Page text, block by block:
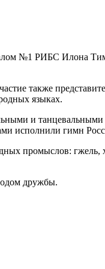
№1 РИБС Илона
также
языках.
и
исполнили гимн
промыслов: гжель,
дружбы.